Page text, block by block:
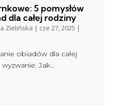
5 pomysłów
dla całej rodziny
Zielińska | cze 27, 2025 |
obiadów dla całej
Jak...